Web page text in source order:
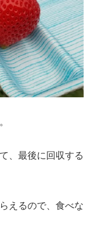
、最後に回収する
えるので、食べな